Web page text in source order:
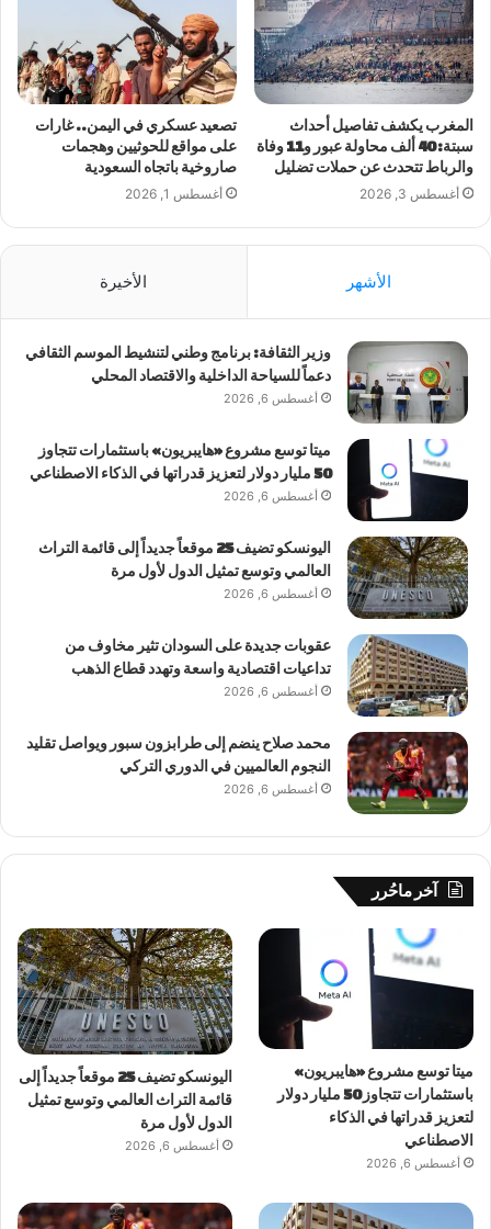
المغرب يكشف تفاصيل أحداث
سبتة: 40 ألف محاولة عبور و11 وفاة
والرباط تتحدث عن حملات تضليل
أغسطس 3, 2026
تصعيد عسكري في اليمن.. غارات
على مواقع للحوثيين وهجمات
صاروخية باتجاه السعودية
أغسطس 1, 2026
الأشهر الأخيرة
وزير الثقافة: برنامج وطني لتنشيط الموسم الثقافي
دعماً للسياحة الداخلية والاقتصاد المحلي
أغسطس 6, 2026
ميتا توسع مشروع «هايبريون» باستثمارات تتجاوز
50 مليار دولار لتعزيز قدراتها في الذكاء الاصطناعي
أغسطس 6, 2026
اليونسكو تضيف 25 موقعاً جديداً إلى قائمة التراث
العالمي وتوسع تمثيل الدول لأول مرة
أغسطس 6, 2026
عقوبات جديدة على السودان تثير مخاوف من
تداعيات اقتصادية واسعة وتهدد قطاع الذهب
أغسطس 6, 2026
محمد صلاح ينضم إلى طرابزون سبور ويواصل تقليد
النجوم العالميين في الدوري التركي
أغسطس 6, 2026
آخر ماحُرر
ميتا توسع مشروع «هايبريون»
باستثمارات تتجاوز 50 مليار دولار
لتعزيز قدراتها في الذكاء
الاصطناعي
أغسطس 6, 2026
اليونسكو تضيف 25 موقعاً جديداً إلى
قائمة التراث العالمي وتوسع تمثيل
الدول لأول مرة
أغسطس 6, 2026